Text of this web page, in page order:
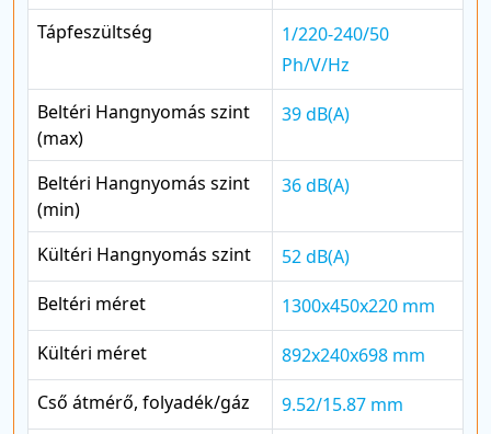
Tápfeszültség
1/220-240/50
Ph/V/Hz
Beltéri Hangnyomás szint
(max)
39 dB(A)
Beltéri Hangnyomás szint
(min)
36 dB(A)
Kültéri Hangnyomás szint
52 dB(A)
Beltéri méret
1300x450x220 mm
Kültéri méret
892x240x698 mm
Cső átmérő, folyadék/gáz
9.52/15.87 mm